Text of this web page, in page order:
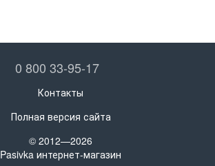
0 800 33-95-17
Контакты
Полная версия сайта
© 2012—2026
Pasivka интернет-магазин